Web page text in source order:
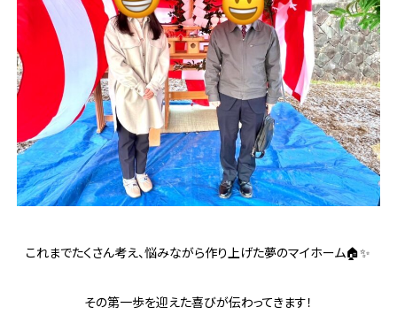
これまでたくさん考え、悩みながら作り上げた夢のマイホーム🏠✨
その第一歩を迎えた喜びが伝わってきます！